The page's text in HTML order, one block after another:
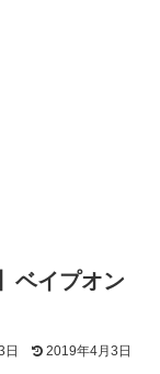
ベイプオン
日 2019年4月3日